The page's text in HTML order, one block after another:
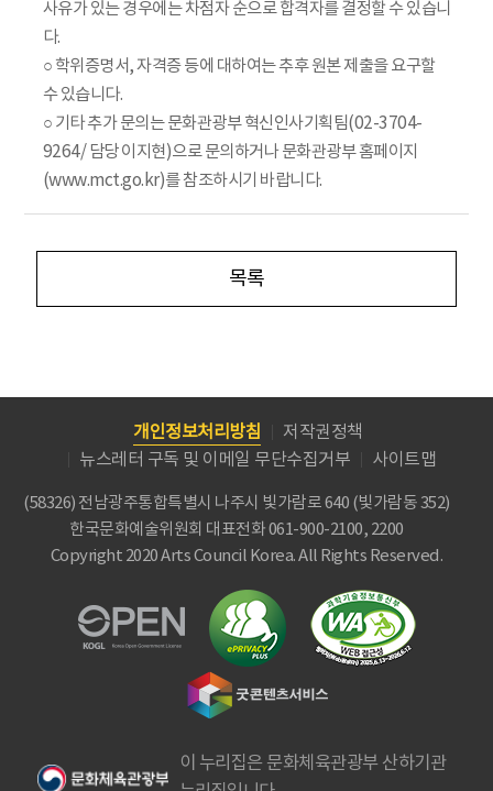
사유가 있는 경우에는 차점자 순으로 합격자를 결정할 수 있습니
다.
○ 학위증명서, 자격증 등에 대하여는 추후 원본 제출을 요구할
수 있습니다.
○ 기타 추가 문의는 문화관광부 혁신인사기획팀(02-3704-
9264/ 담당 이지현)으로 문의하거나 문화관광부 홈페이지
(www.mct.go.kr)를 참조하시기 바랍니다.
목록
개인정보처리방침
저작권정책
뉴스레터 구독 및 이메일 무단수집거부
사이트맵
(58326) 전남광주통합특별시 나주시 빛가람로 640 (빛가람동 352)
한국문화예술위원회 대표전화 061-900-2100, 2200
Copyright 2020 Arts Council Korea. All Rights Reserved.
이 누리집은 문화체육관광부 산하기관